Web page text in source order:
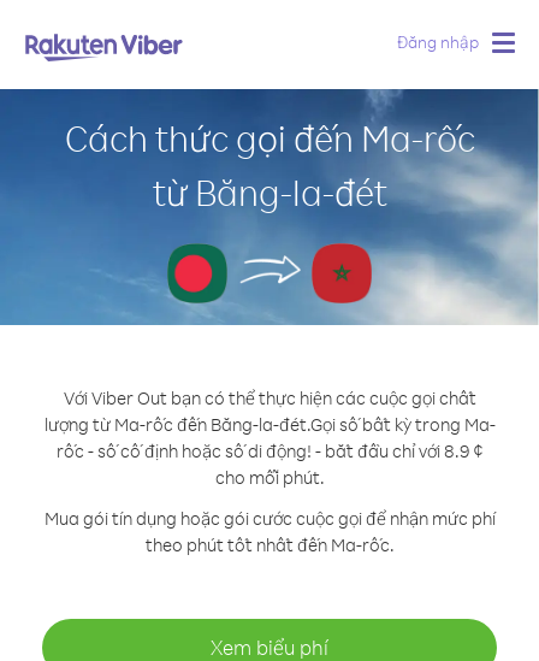
Đăng nhập
Cách thức gọi đến Ma-rốc
từ Băng-la-đét
Với Viber Out bạn có thể thực hiện các cuộc gọi chất
lượng từ Ma-rốc đến Băng-la-đét.Gọi số bất kỳ trong Ma-
rốc - số cố định hoặc số di động! - bắt đầu chỉ với 8.9 ¢
cho mỗi phút.
Mua gói tín dụng hoặc gói cước cuộc gọi để nhận mức phí
theo phút tốt nhất đến Ma-rốc.
Xem biểu phí